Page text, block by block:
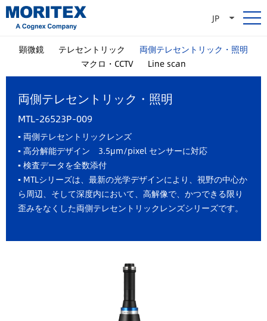
JP
顕微鏡 テレセントリック
両側テレセントリック・照明
マクロ・CCTV
Line scan
両側テレセントリック・照明
MTL-26523P-009
▪ 両側テレセントリックレンズ
▪高分解能デザイン 3.5μm/pixel センサーに対応
▪検査データを全数添付
▪ MTLシリーズは、最新の光学デザインにより、視野の中心か
ら周辺、そして深度内において、高解像で、かつできる限り
歪みをなくした両側テレセントリックレンズシリーズです。